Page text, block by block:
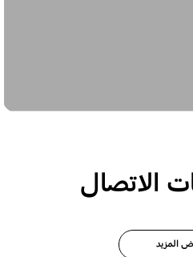
الاتصال
المزيد